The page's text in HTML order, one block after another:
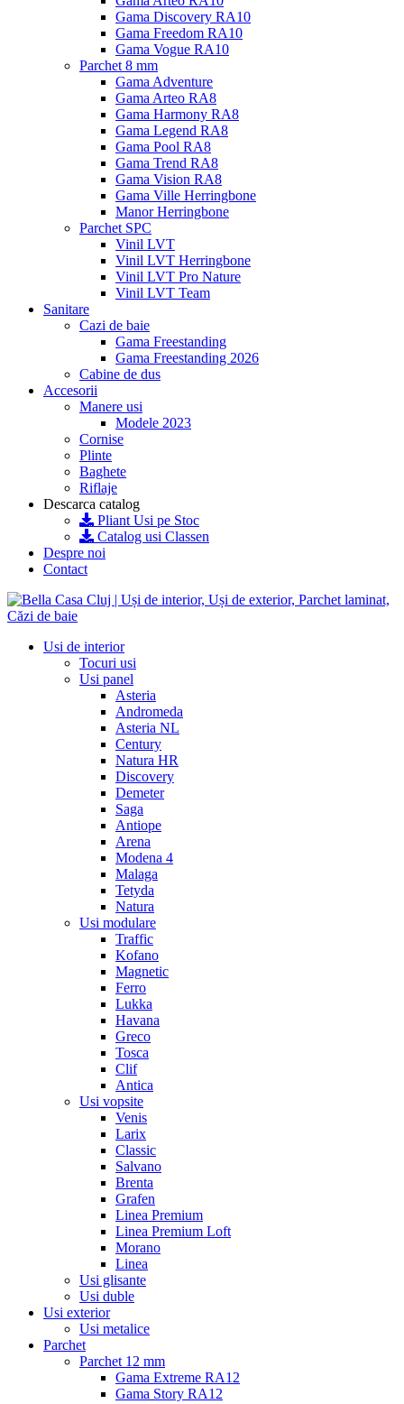
Gama Discovery RA10
Gama Freedom RA10
Gama Vogue RA10
Parchet 8 mm
Gama Adventure
Gama Arteo RA8
Gama Harmony RA8
Gama Legend RA8
Gama Pool RA8
Gama Trend RA8
Gama Vision RA8
Gama Ville Herringbone
Manor Herringbone
Parchet SPC
Vinil LVT
Vinil LVT Herringbone
Vinil LVT Pro Nature
Vinil LVT Team
Sanitare
Cazi de baie
Gama Freestanding
Gama Freestanding 2026
Cabine de dus
Accesorii
Manere usi
Modele 2023
Cornise
Plinte
Baghete
Riflaje
Descarca catalog
Pliant Usi pe Stoc
Catalog usi Classen
Despre noi
Contact
Usi de interior
Tocuri usi
Usi panel
Asteria
Andromeda
Asteria NL
Century
Natura HR
Discovery
Demeter
Saga
Antiope
Arena
Modena 4
Malaga
Tetyda
Natura
Usi modulare
Traffic
Kofano
Magnetic
Ferro
Lukka
Havana
Greco
Tosca
Clif
Antica
Usi vopsite
Venis
Larix
Classic
Salvano
Brenta
Grafen
Linea Premium
Linea Premium Loft
Morano
Linea
Usi glisante
Usi duble
Usi exterior
Usi metalice
Parchet
Parchet 12 mm
Gama Extreme RA12
Gama Story RA12